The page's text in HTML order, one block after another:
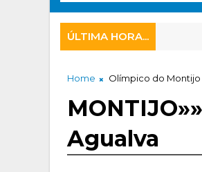
ÚLTIMA HORA...
Home Olímpico do Montijo
Agualva